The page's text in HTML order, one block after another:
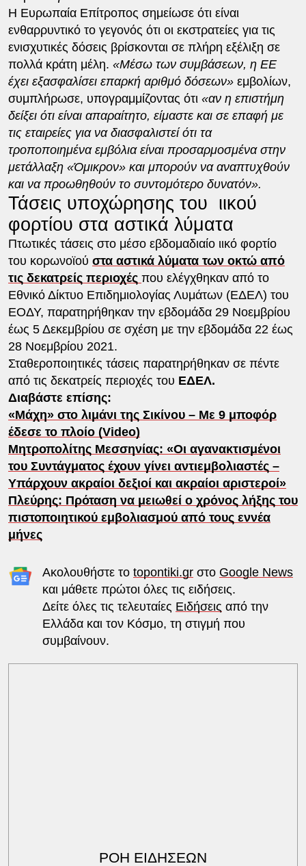
Η Ευρωπαία Επίτροπος σημείωσε ότι είναι
ενθαρρυντικό το γεγονός ότι οι εκστρατείες για τις
ενισχυτικές δόσεις βρίσκονται σε πλήρη εξέλιξη σε
πολλά κράτη μέλη. «Μέσω των συμβάσεων, η ΕΕ
έχει εξασφαλίσει επαρκή αριθμό δόσεων»εμβολίων,
συμπλήρωσε, υπογραμμίζοντας ότι «αν η επιστήμη
δείξει ότι είναι απαραίτητο, είμαστε και σε επαφή με
τις εταιρείες για να διασφαλιστεί ότι τα
τροποποιημένα εμβόλια είναι προσαρμοσμένα στην
μετάλλαξη «Όμικρον» και μπορούν να αναπτυχθούν
και να προωθηθούν το συντομότερο δυνατόν».
Τάσεις υποχώρησης του ιικού
φορτίου στα αστικά λύματα
Πτωτικές τάσεις στο μέσο εβδομαδιαίο ιικό φορτίο
του κορωνοϊού στα αστικά λύματα των οκτώ από
τις δεκατρείς περιοχές που ελέγχθηκαν από το
Εθνικό Δίκτυο Επιδημιολογίας Λυμάτων (ΕΔΕΛ) του
ΕΟΔΥ, παρατηρήθηκαν την εβδομάδα 29 Νοεμβρίου
έως 5 Δεκεμβρίου σε σχέση με την εβδομάδα 22 έως
28 Νοεμβρίου 2021.
Σταθεροποιητικές τάσεις παρατηρήθηκαν σε πέντε
από τις δεκατρείς περιοχές του ΕΔΕΛ.
Διαβάστε επίσης:
«Μάχη» στο λιμάνι της Σικίνου – Με 9 μποφόρ
έδεσε το πλοίο (Video)
Μητροπολίτης Μεσσηνίας: «Οι αγανακτισμένοι
του Συντάγματος έχουν γίνει αντιεμβολιαστές –
Υπάρχουν ακραίοι δεξιοί και ακραίοι αριστεροί»
Πλεύρης: Πρόταση να μειωθεί ο χρόνος λήξης του
πιστοποιητικού εμβολιασμού από τους εννέα
μήνες
Ακολουθήστε το topontiki.grστο Google News
και μάθετε πρώτοι όλες τις ειδήσεις.
Δείτε όλες τις τελευταίες Ειδήσεις από την
Ελλάδα και τον Κόσμο, τη στιγμή που
συμβαίνουν.
ΡΟΗ ΕΙΔΗΣΕΩΝ